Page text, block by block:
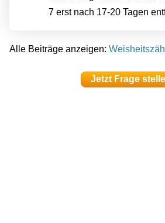
7 erst nach 17-20 Tagen
Alle Beiträge anzeigen:
Jetzt Frage